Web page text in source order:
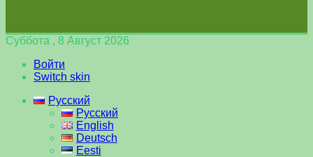
Суббота , 8 Август 2026
Войти
Switch skin
Русский
Русский
English
Deutsch
Eesti